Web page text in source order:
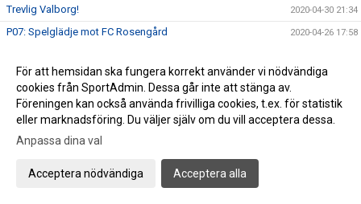
Trevlig Valborg! 2020-04-30 21:34
P07: Spelglädje mot FC Rosengård 2020-04-26 17:58
F2011: Tjejerna imponerar i hemmadebuten 2020-04-26 14:50
P2010 maskinen åter i bruk. 2020-04-26 12:47
P15 I På behörigt avstånd från publik och motståndare 2020-04-26 00:37
P07: Strålande 11-manna debut
Uppdaterade riktlinjer: Ingen publik på matcherna i helgen!
FC Bellevue FotbollsCamp - Anmälan öppen!
För att hemsidan ska fungera korrekt använder vi nödvändiga
cookies från SportAdmin. Dessa går inte att stänga av.
Föreningen kan också använda frivilliga cookies, t.ex. för statistik
eller marknadsföring. Du väljer själv om du vill acceptera dessa.
Anpassa dina val
Acceptera nödvändiga Acceptera alla